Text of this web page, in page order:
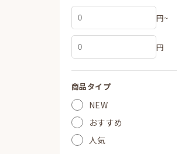
円~
円
商品タイプ
NEW
おすすめ
人気